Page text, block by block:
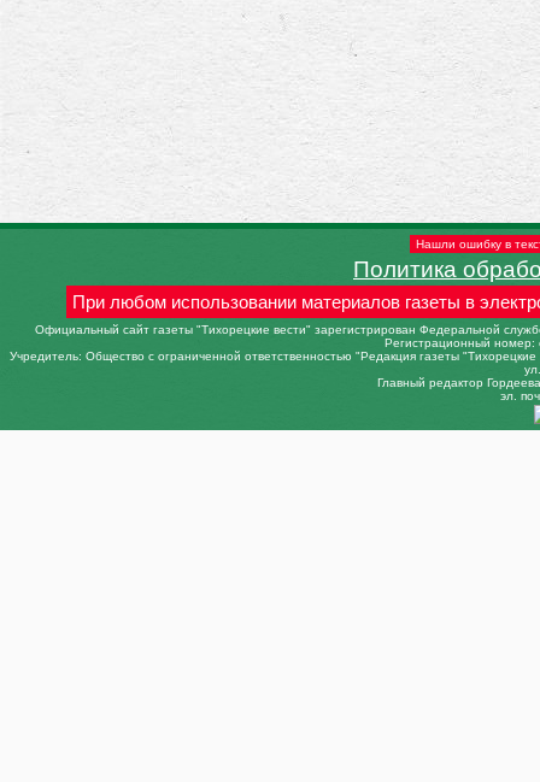
Нашли ошибку в
Политика
При любом использовании материалов газеты в
Официальный сайт газеты "Тихорецкие вести" зарегистрирован Федеральной
Регистрационный
Учредитель: Общество с ограниченной ответственностью "Редакция газеты
Главный редактор
эл.